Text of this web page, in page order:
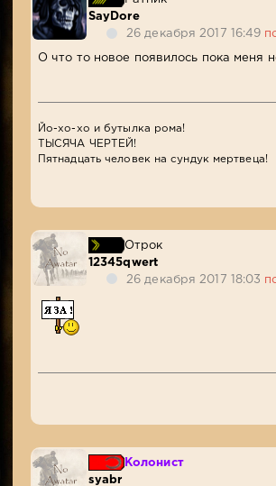
SayDore
26 декабря 2017 16:49
О что то новое появилось пока меня
Йо-хо-хо и бутылка рома!
ТЫСЯЧА ЧЕРТЕЙ!
Пятнадцать человек на сундук мертвеца!
Отрок
12345qwert
26 декабря 2017 18:03
Колонист
syabr